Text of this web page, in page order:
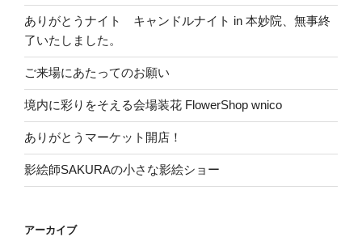
ありがとうナイト キャンドルナイト in 本妙院、無事終
了いたしました。
ご来場にあたってのお願い
境内に彩りをそえる会場装花 FlowerShop wnico
ありがとうマーケット開店！
影絵師SAKURAの小さな影絵ショー
アーカイブ